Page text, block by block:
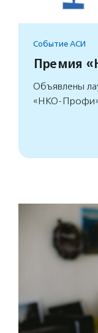
Событие АСИ
Премия
Объявлены
«НКО-